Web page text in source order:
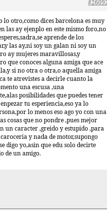
otro,como dices barcelona es muy
las ay ejenplo en este mismo foro,no
aprende de los
las ay,ni soy un galan ni soy un
ay mujeres maravillosas,y
que conoces alguna amiga que ace
si no otra o otra,o aquella amiga
te atrevistes a decirle cuanto la
una escusa ,una
posibilidades que puedes tener
tu esperiencia,eso ya lo
lo menos eso ago yo con una
cosas que no pondre ,pues mejor
un caracter ,greido y estupido ,para
y nada de motor,supongo
digo yo,asin que edu solo decirte
de un amigo.